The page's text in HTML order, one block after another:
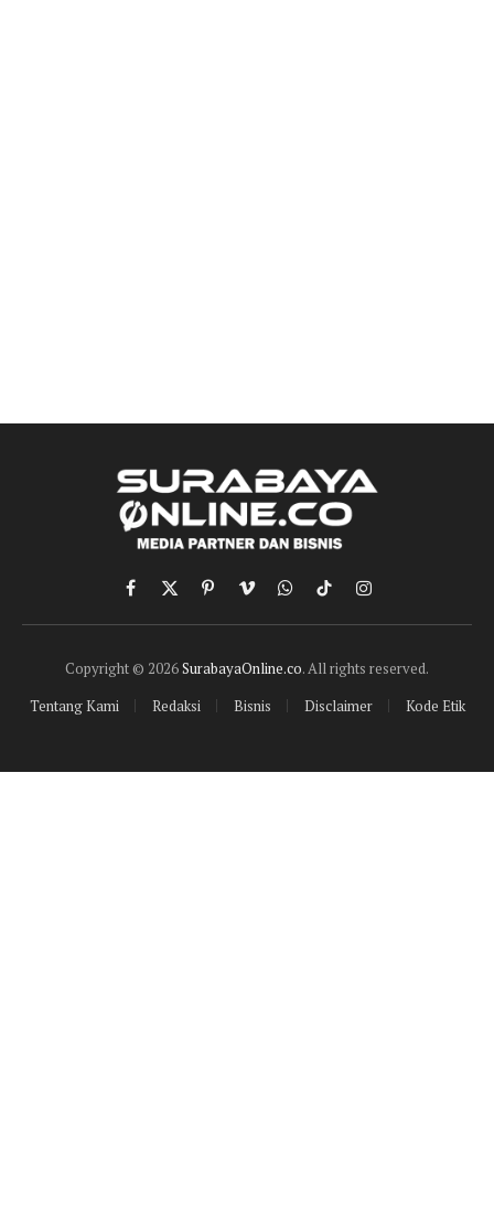
Facebook
X
(Twitter)
PinterestVimeoWhatsApp
TikTokInstagram
Copyright © 2026SurabayaOnline.co. All rights reserved.
Tentang Kami
Redaksi Bisnis Disclaimer Kode Etik